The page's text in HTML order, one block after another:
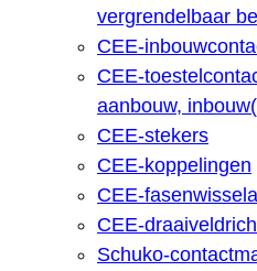
vergrendelbaar
CEE-
CEE-
aanbouw,
CEE-stekers
CEE-koppelingen
CEE-
CEE-
Schuko-